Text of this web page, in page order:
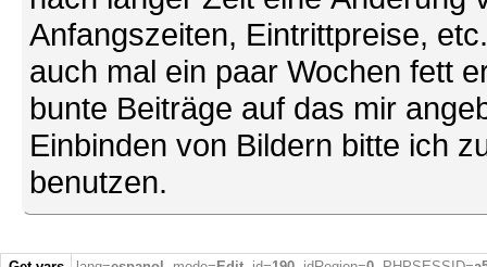
Anfangszeiten, Eintrittpreise,
auch mal ein paar Wochen fett
bunte Beiträge auf das mir
Einbinden von Bildern bitte ich
benutzen.